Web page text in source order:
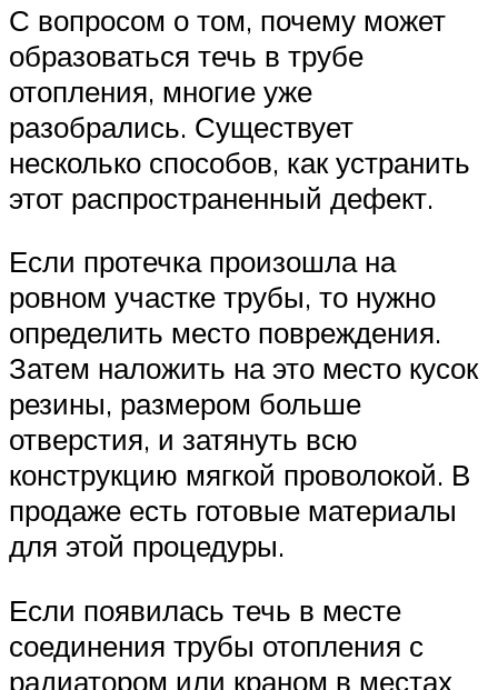
С вопросом о том, почему может
образоваться течь в трубе
отопления, многие уже
разобрались. Существует
несколько способов, как устранить
этот распространенный дефект.
Если протечка произошла на
ровном участке трубы, то нужно
определить место повреждения.
Затем наложить на это место кусок
резины, размером больше
отверстия, и затянуть всю
конструкцию мягкой проволокой. В
продаже есть готовые материалы
для этой процедуры.
Если появилась течь в месте
соединения трубы отопления с
радиатором или краном в местах